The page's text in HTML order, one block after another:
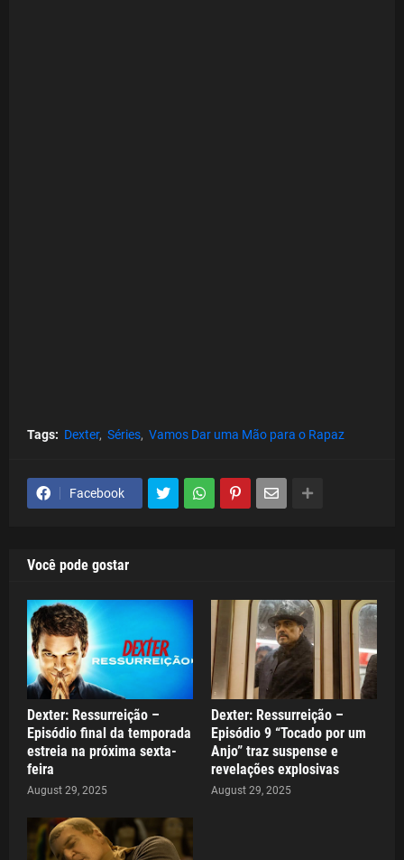
Tags: Dexter Séries Vamos Dar uma Mão para o Rapaz
Facebook
Você pode gostar
Dexter: Ressurreição –
Episódio final da temporada
estreia na próxima sexta-
feira
August 29, 2025
Dexter: Ressurreição –
Episódio 9 “Tocado por um
Anjo” traz suspense e
revelações explosivas
August 29, 2025